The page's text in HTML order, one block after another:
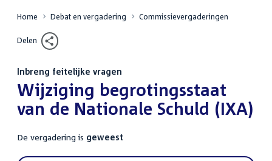
Home Debat en vergadering Commissievergaderingen
Delen
Inbreng feitelijke vragen
:Wijziging begrotingsstaat
van de Nationale Schuld (IXA)
De vergadering is geweest